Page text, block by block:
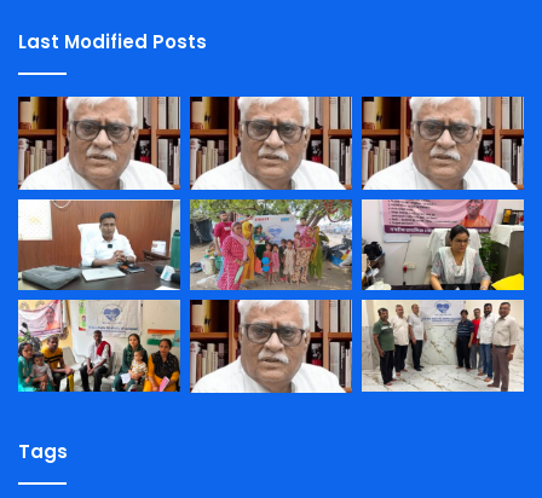
Last Modified Posts
Tags